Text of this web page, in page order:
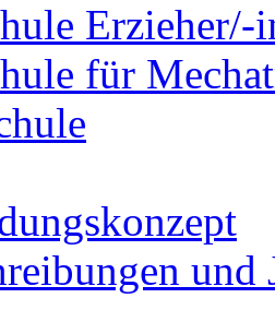
Erzieher/-
für
und